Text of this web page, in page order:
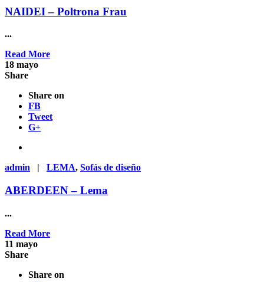
NAIDEI – Poltrona Frau
...
Read More
18 mayo
Share
Share on
FB
Tweet
G+
admin | LEMA, Sofás de diseño
ABERDEEN – Lema
...
Read More
11 mayo
Share
Share on